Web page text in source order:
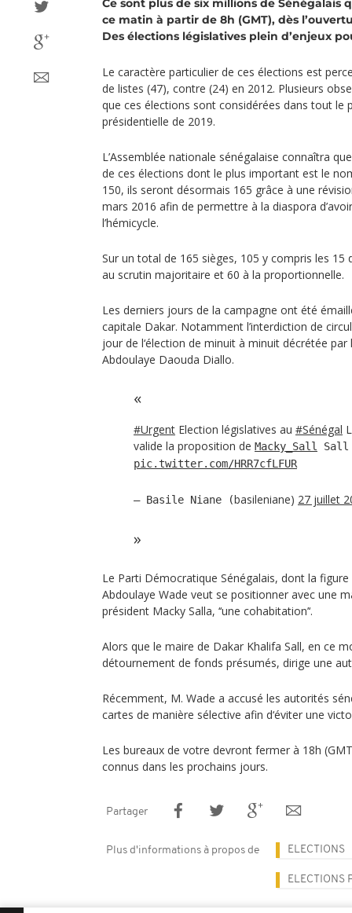
Ce sont plus de six millions de Sénégalais
ce matin à partir de 8h (GMT), dès
Des élections législatives plein d’enjeux
Le caractère particulier de ces élections est
de listes (47), contre (24) en 2012. Plusieurs
que ces élections sont considérées dans tout le
présidentielle de 2019.
L’Assemblée nationale sénégalaise connaîtra
de ces élections dont le plus important est le
150, ils seront désormais 165 grâce à une
mars 2016 afin de permettre à la diaspora
l’hémicycle.
Sur un total de 165 sièges, 105 y compris les 15
au scrutin majoritaire et 60 à la proportionnelle.
Les derniers jours de la campagne ont été
capitale Dakar. Notamment l’interdiction de
jour de l‘élection de minuit à minuit décrétée par
Abdoulaye Daouda Diallo.
#Urgent Election législatives au #Sénégal
valide la proposition de Macky_Sall Sall
pic.twitter.com/HRR7cfLFUR
— Basile Niane (basileniane) 27 juillet
Le Parti Démocratique Sénégalais, dont la
Abdoulaye Wade veut se positionner avec une
président Macky Salla, ‘‘une cohabitation’‘.
Alors que le maire de Dakar Khalifa Sall, en ce
détournement de fonds présumés, dirige une
Récemment, M. Wade a accusé les autorités
cartes de manière sélective afin d‘éviter une
Les bureaux de votre devront fermer à 18h
connus dans les prochains jours.
Partager
Plus d'informations à propos de ELECTIONS
ELECTIONS